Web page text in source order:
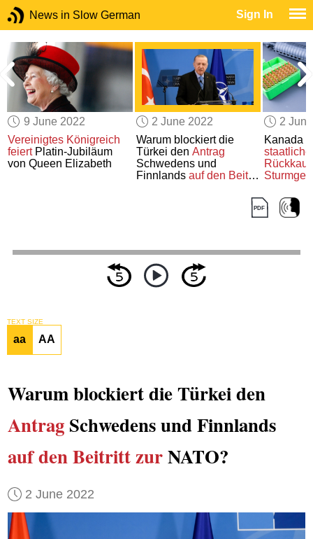
News in Slow German Sign In
9 June 2022
Vereinigtes Königreich
feiertPlatin-Jubiläum
von Queen Elizabeth
2 June 2022
Warum blockiert die
Türkei den Antrag
Schwedens und
Finnlands auf den Beitritt
2
Kanada
TEXT SIZE
aa AA
Warum blockiert die Türkei den
AntragSchwedens und Finnlands
auf den Beitritt zurNATO?
2 June 2022